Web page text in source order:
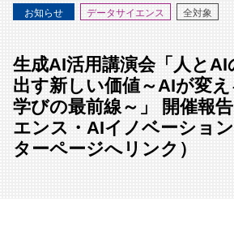
お知らせ データサイエンス 全対象
生成AI活用講演会「人とAI
出す新しい価値～AIが変
学びの最前線～」 開催報
エンス・AIイノベーショ
ターページへリンク）